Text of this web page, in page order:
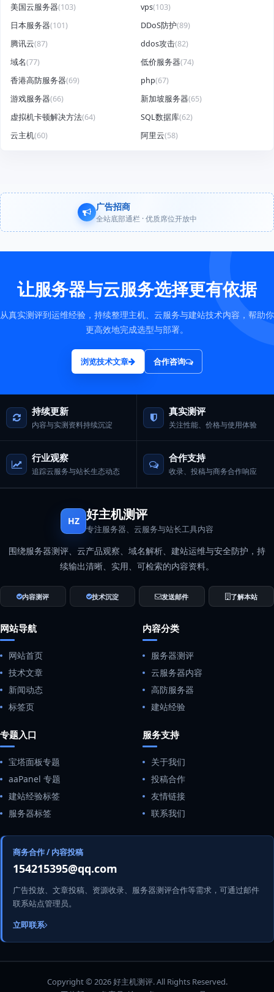
美国云服务器(103) vps(103)
日本服务器(101) DDoS防护(89)
腾讯云(87) ddos攻击(82)
域名(77) 低价服务器(74)
香港高防服务器(69) php(67)
游戏服务器(66) 新加坡服务器(65)
虚拟机卡顿解决方法(64) SQL数据库(62)
云主机(60) 阿里云(58)
广告招商
全站底部通栏 · 优质席位开放中
让服务器与云服务选择更有依据
从真实测评到运维经验，持续整理主机、云服务与建站技术内容，帮助你
更高效地完成选型与部署。
浏览技术文章 合作咨询
持续更新
内容与实测资料持续沉淀
真实测评
关注性能、价格与使用体验
行业观察
追踪云服务与站长生态动态
合作支持
收录、投稿与商务合作响应
HZ 好主机测评
专注服务器、云服务与站长工具内容
围绕服务器测评、云产品观察、域名解析、建站运维与安全防护，持
续输出清晰、实用、可检索的内容资料。
内容测评 技术沉淀 发送邮件 了解本站
网站导航
网站首页
技术文章
新闻动态
标签页
内容分类
服务器测评
云服务器内容
高防服务器
建站经验
专题入口
宝塔面板专题
aaPanel 专题
建站经验标签
服务器标签
服务支持
关于我们
投稿合作
友情链接
联系我们
商务合作 / 内容投稿
154215395@qq.com
广告投放、文章投稿、资源收录、服务器测评合作等需求，可通过邮件
联系站点管理员。
立即联系
Copyright © 2026 好主机测评. All Rights Reserved.